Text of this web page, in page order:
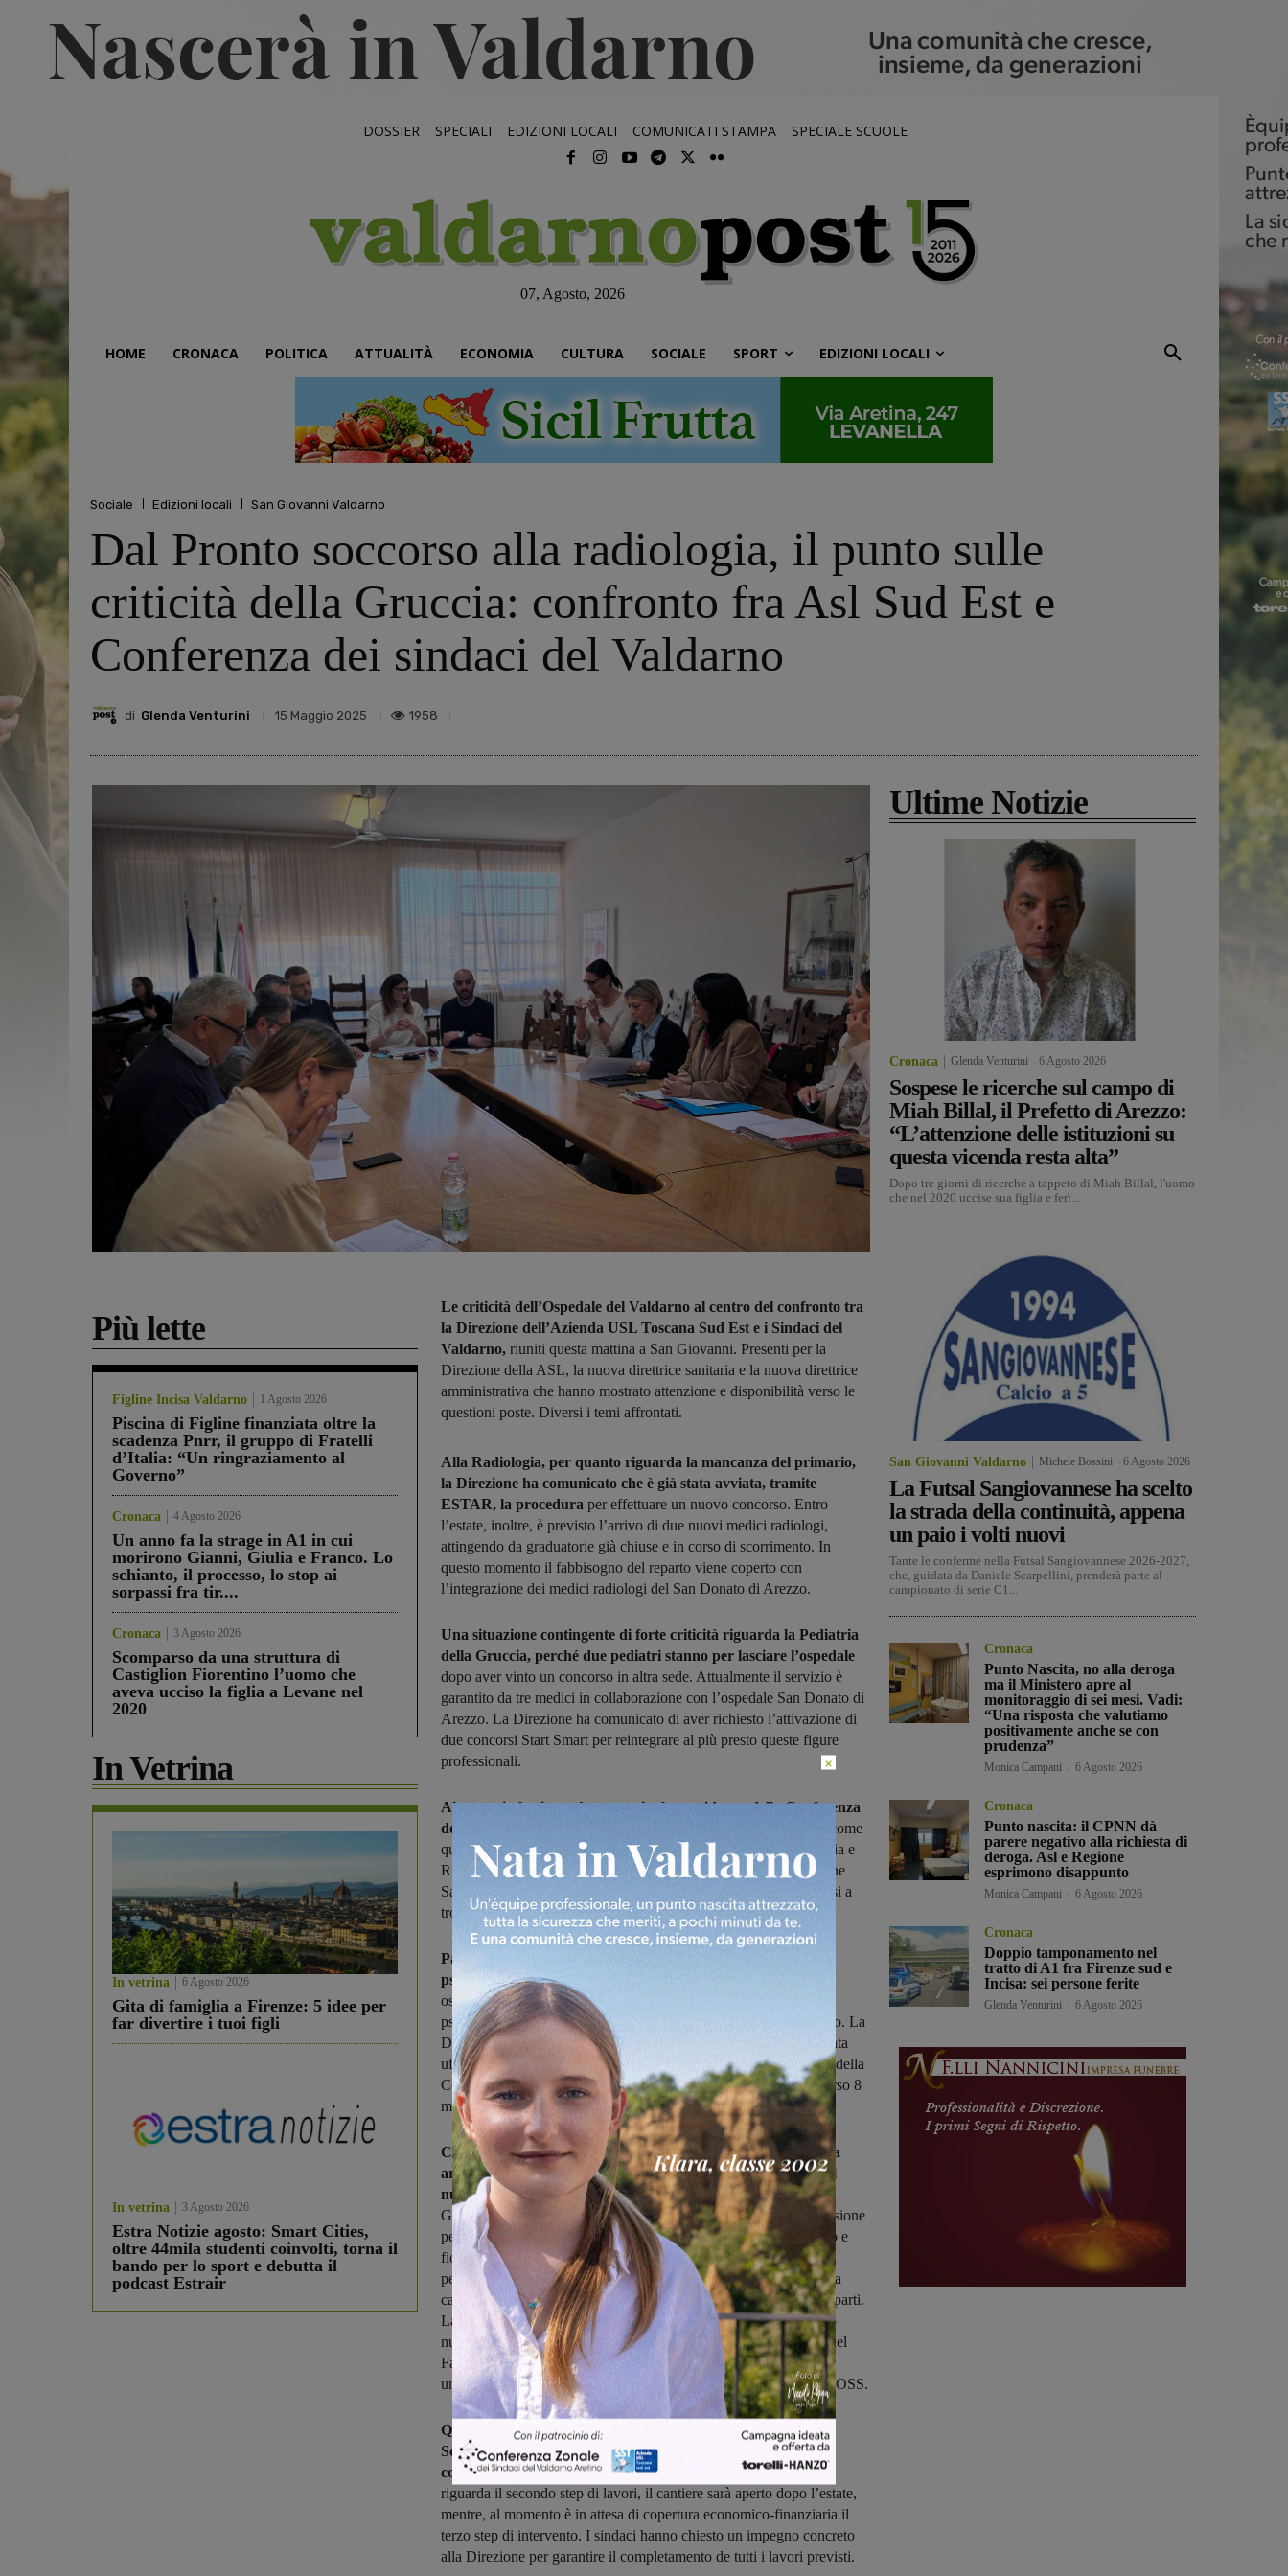
DOSSIER SPECIALI EDIZIONI LOCALI COMUNICATI STAMPA SPECIALE SCUOLE
07, Agosto, 2026
HOME CRONACA POLITICA ATTUALITÀ ECONOMIA CULTURA SOCIALE SPORT EDIZIONI LOCALI
Sociale Edizioni locali San Giovanni Valdarno
Dal Pronto soccorso alla radiologia, il punto sulle
criticità della Gruccia: confronto fra Asl Sud Est e
Conferenza dei sindaci del Valdarno
di Glenda Venturini 15 Maggio 2025 1958
Più lette
Figline Incisa Valdarno 1 Agosto 2026
Piscina di Figline finanziata oltre la
scadenza Pnrr, il gruppo di Fratelli
d’Italia: “Un ringraziamento al
Governo”
Cronaca 4 Agosto 2026
Un anno fa la strage in A1 in cui
morirono Gianni, Giulia e Franco. Lo
schianto, il processo, lo stop ai
sorpassi fra tir....
Cronaca 3 Agosto 2026
Scomparso da una struttura di
Castiglion Fiorentino l’uomo che
aveva ucciso la figlia a Levane nel
2020
In Vetrina
In vetrina 6 Agosto 2026
Gita di famiglia a Firenze: 5 idee per
far divertire i tuoi figli
In vetrina 3 Agosto 2026
Estra Notizie agosto: Smart Cities,
oltre 44mila studenti coinvolti, torna il
bando per lo sport e debutta il
podcast Estrair
Le criticità dell’Ospedale del Valdarno al centro del confronto tra
la Direzione dell’Azienda USL Toscana Sud Est e i Sindaci del
Valdarno, riuniti questa mattina a San Giovanni. Presenti per la
Direzione della ASL, la nuova direttrice sanitaria e la nuova direttrice
amministrativa che hanno mostrato attenzione e disponibilità verso le
questioni poste. Diversi i temi affrontati.
Alla Radiologia, per quanto riguarda la mancanza del primario,
la Direzione ha comunicato che è già stata avviata, tramite
ESTAR, la procedura per effettuare un nuovo concorso. Entro
l’estate, inoltre, è previsto l’arrivo di due nuovi medici radiologi,
attingendo da graduatorie già chiuse e in corso di scorrimento. In
questo momento il fabbisogno del reparto viene coperto con
l’integrazione dei medici radiologi del San Donato di Arezzo.
Una situazione contingente di forte criticità riguarda la Pediatria
della Gruccia, perché due pediatri stanno per lasciare l’ospedale
dopo aver vinto un concorso in altra sede. Attualmente il servizio è
garantito da tre medici in collaborazione con l’ospedale San Donato di
Arezzo. La Direzione ha comunicato di aver richiesto l’attivazione di
due concorsi Start Smart per reintegrare al più presto queste figure
professionali.
Altro capitolo riguarda anestesia: la presidenza della Conferenza
dei sindaci
ha messo in rilievo inoltre l’anomalia di un ospedale come
quello del Valdarno con una unità operativa semplice per Anestesia e
Rianimazione e non una Unità Operativa Complessa. La Direzione
Sanitaria ha riconosciuto l’anomalia della situazione impegnandosi a
trovare una soluzione.
Particolare attenzione è stata dedicata alla situazione della
psichiatria, ritenuta una delle principali criticità
ospedaliero e della sanità territoriale, sia per la carenza di medici
psichiatri sia per la fragilità strutturale ed organizzativa del servizio. La
Direzione si è fatta carico della questione, che era già stata sollevata
ufficialmente con una lettera protocollata inviata dalla Presidenza della
Conferenza dei Sindaci all’Azienda USL Toscana Sud Est lo scorso 8
maggio.
C’è poi il lungo capitolo del Pronto soccorso. La prima notizia
arrivata dal confronto è che è stato espletato il concorso per il
nuovo primarioche si insedierà a breve. Il Pronto soccorso della
Gruccia, come ribadito già più volte, è sottoposto a una forte pressione
perché serve un bacino di utenza che comprende Valdarno aretino e
fiorentino. Nei mesi scorsi è stata effettuata una integrazione del
personale infermieristico, ma nonostante questo rimane ancora una
carenza di infermieri e OSS (operatori socio-sanitari) negli altri reparti.
La Conferenza dei sindaci ha richiesto attenzione rispetto al basso
numero di infermieri e nessun OSS previsto nel Piano Triennale del
Fabbisogno e la direttrice sanitaria ha risposto che è in corso
un’interlocuzione con la Regione per rafforzare gli organici degli OSS.
Qualche settimana fa è stata aperta la nuova ala del Pronto
Soccorso, che rappresenta il primo step di una intervento
complessivo di ampliamento del PS della Gruccia. Per quanto
riguarda il secondo step di lavori, il cantiere sarà aperto dopo l’estate,
mentre, al momento è in attesa di copertura economico-finanziaria il
terzo step di intervento. I sindaci hanno chiesto un impegno concreto
alla Direzione per garantire il completamento de tutti i lavori previsti.
Ultime Notizie
Cronaca Glenda Venturini 6 Agosto 2026
Sospese le ricerche sul campo di
Miah Billal, il Prefetto di Arezzo:
“L’attenzione delle istituzioni su
questa vicenda resta alta”
Dopo tre giorni di ricerche a tappeto di Miah Billal, l'uomo
che nel 2020 uccise sua figlia e ferì...
San Giovanni Valdarno Michele Bossini 6 Agosto 2026
La Futsal Sangiovannese ha scelto
la strada della continuità, appena
un paio i volti nuovi
Tante le conferme nella Futsal Sangiovannese 2026-2027,
che, guidata da Daniele Scarpellini, prenderà parte al
campionato di serie C1...
Cronaca
Punto Nascita, no alla deroga
ma il Ministero apre al
monitoraggio di sei mesi. Vadi:
“Una risposta che valutiamo
positivamente anche se con
prudenza”
Monica Campani 6 Agosto 2026
Cronaca
Punto nascita: il CPNN dà
parere negativo alla richiesta di
deroga. Asl e Regione
esprimono disappunto
Monica Campani 6 Agosto 2026
Cronaca
Doppio tamponamento nel
tratto di A1 fra Firenze sud e
Incisa: sei persone ferite
Glenda Venturini 6 Agosto 2026
×